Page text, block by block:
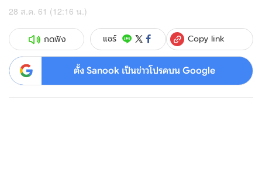
28 ส.ค. 61 (12:16 น.)
กดฟัง แชร์ Copy link
ตั้ง Sanook เป็นข่าวโปรดบน Google